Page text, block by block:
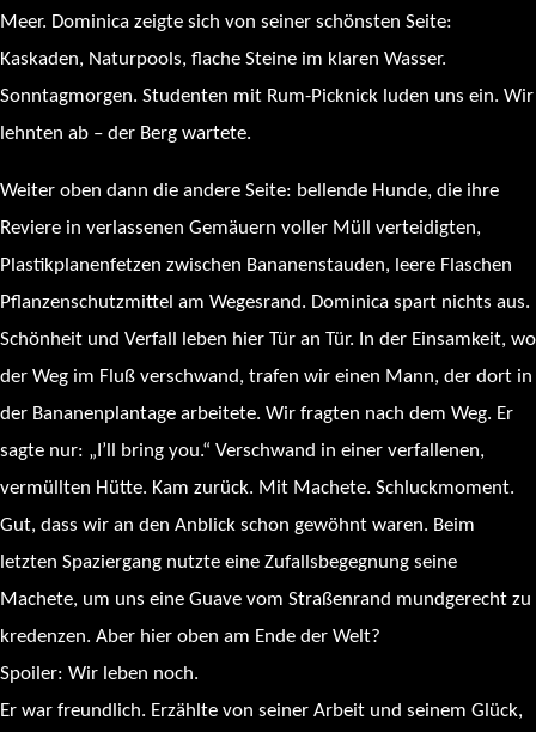
Meer. Dominica zeigte sich von seiner schönsten Seite:
Kaskaden, Naturpools, flache Steine im klaren Wasser.
Sonntagmorgen. Studenten mit Rum-Picknick luden uns ein. Wir
lehnten ab – der Berg wartete.
Weiter oben dann die andere Seite: bellende Hunde, die ihre
Reviere in verlassenen Gemäuern voller Müll verteidigten,
Plastikplanenfetzen zwischen Bananenstauden, leere Flaschen
Pflanzenschutzmittel am Wegesrand. Dominica spart nichts aus.
Schönheit und Verfall leben hier Tür an Tür. In der Einsamkeit, wo
der Weg im Fluß verschwand, trafen wir einen Mann, der dort in
der Bananenplantage arbeitete. Wir fragten nach dem Weg. Er
sagte nur: „I’ll bring you.“ Verschwand in einer verfallenen,
vermüllten Hütte. Kam zurück. Mit Machete. Schluckmoment.
Gut, dass wir an den Anblick schon gewöhnt waren. Beim
letzten Spaziergang nutzte eine Zufallsbegegnung seine
Machete, um uns eine Guave vom Straßenrand mundgerecht zu
kredenzen. Aber hier oben am Ende der Welt?
Spoiler: Wir leben noch.
Er war freundlich. Erzählte von seiner Arbeit und seinem Glück,